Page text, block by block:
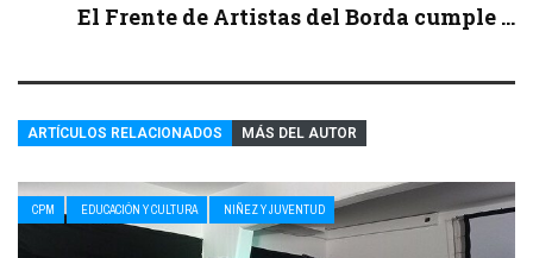
El Frente de Artistas del Borda cumple ...
ARTÍCULOS RELACIONADOS MÁS DEL AUTOR
CPM EDUCACIÓN Y CULTURA NIÑEZ Y JUVENTUD